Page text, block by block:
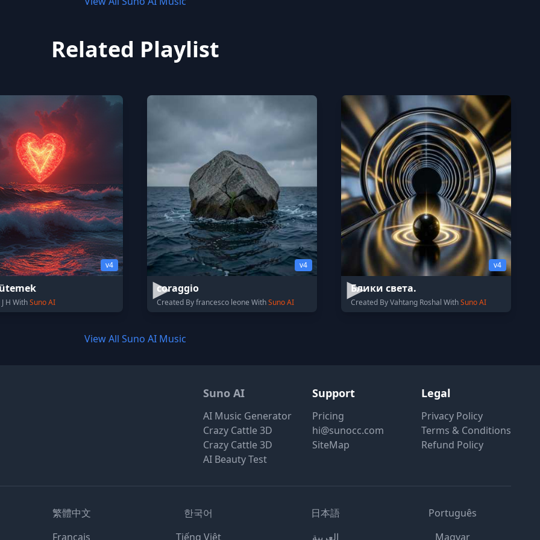
Related Playlist
v4
H WithSuno AI
v4
coraggio
Created By francesco leone WithSuno AI
v4
Блики света.
Created By Vahtang Roshal WithSuno AI
View All Suno AI Music
Suno AI
AI Music Generator
Crazy Cattle 3D
Crazy Cattle 3D
AI Beauty Test
Support
Pricing
hi@sunocc.com
SiteMap
Legal
Privacy Policy
Terms & Conditions
Refund Policy
繁體中文 한국어 日本語
Português
Français
Tiếng Việt العربية Magyar